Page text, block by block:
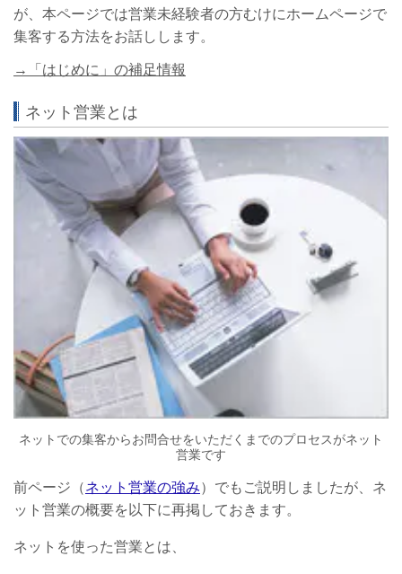
が、本ページでは営業未経験者の方むけにホームページで
集客する方法をお話しします。
→「はじめに」の補足情報
ネット営業とは
ネットでの集客からお問合せをいただくまでのプロセスがネット
営業です
前ページ（ネット営業の強み）でもご説明しましたが、ネ
ット営業の概要を以下に再掲しておきます。
ネットを使った営業とは、